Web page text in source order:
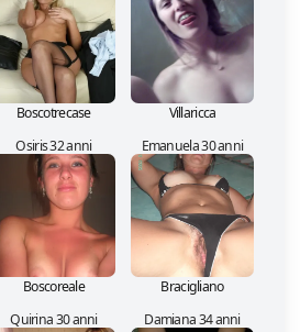
Boscotrecase
Villaricca
Osiris 32 anni
Boscoreale
Emanuela 30 anni
Bracigliano
Quirina 30 anni Damiana 34 anni